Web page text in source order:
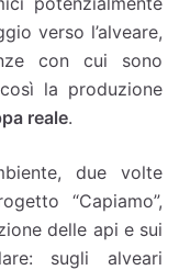
verso l’alveare,
con cui sono
la produzione
reale.
due volte
“Capiamo”,
delle api e sui
sugli alveari